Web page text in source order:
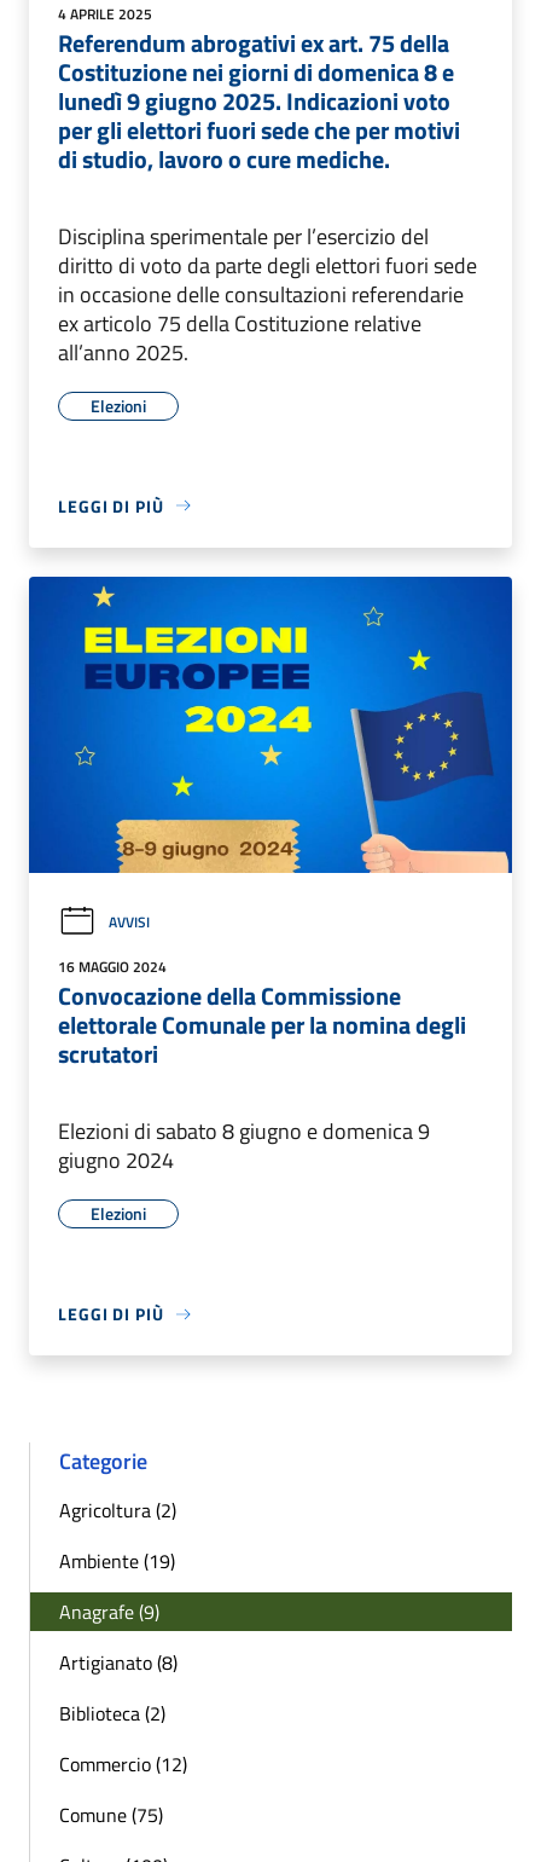
4 APRILE 2025
Referendum abrogativi ex art. 75 della
Costituzione nei giorni di domenica 8 e
lunedì 9 giugno 2025. Indicazioni voto
per gli elettori fuori sede che per motivi
di studio, lavoro o cure mediche.
Disciplina sperimentale per l’esercizio del
diritto di voto da parte degli elettori fuori sede
in occasione delle consultazioni referendarie
ex articolo 75 della Costituzione relative
all’anno 2025.
Elezioni
LEGGI DI PIÙ
AVVISI
16 MAGGIO 2024
Convocazione della Commissione
elettorale Comunale per la nomina degli
scrutatori
Elezioni di sabato 8 giugno e domenica 9
giugno 2024
Elezioni
LEGGI DI PIÙ
Categorie
Agricoltura (2)
Ambiente (19)
Anagrafe (9)
Artigianato (8)
Biblioteca (2)
Commercio (12)
Comune (75)